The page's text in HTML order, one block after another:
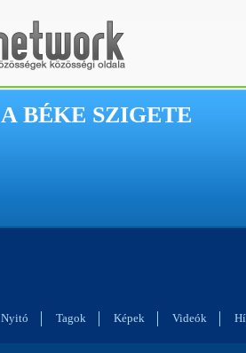
A BÉKE SZIGETE
Nyitó Tagok Képek Videók